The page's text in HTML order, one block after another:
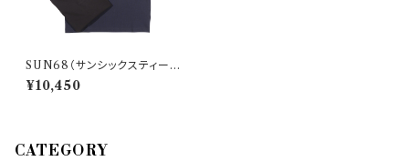
SUN68（サンシックスティーエ
イト） 半袖ポロシャツ T31116 2
7638
¥10,450
CATEGORY